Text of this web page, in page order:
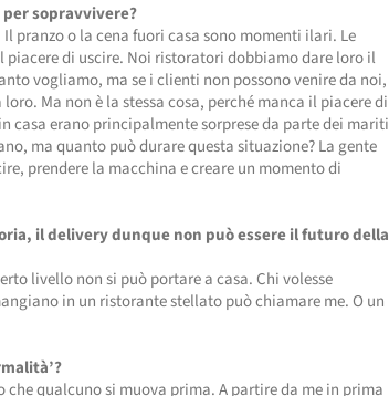
sopravvivere?
pranzo o la cena fuori casa sono momenti ilari. Le
piacere di uscire. Noi ristoratori dobbiamo dare loro il
vogliamo, ma se i clienti non possono venire da noi,
Ma non è la stessa cosa, perché manca il piacere di
casa erano principalmente sorprese da parte dei mariti
ma quanto può durare questa situazione? La gente
prendere la macchina e creare un momento di
il delivery dunque non può essere il futuro della
livello non si può portare a casa. Chi volesse
in un ristorante stellato può chiamare me. O un
che qualcuno si muova prima. A partire da me in prima